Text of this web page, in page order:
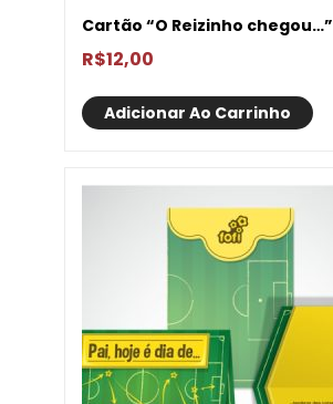
Cartão “O Reizinho chegou…”
R$12,00
Adicionar Ao Carrinho